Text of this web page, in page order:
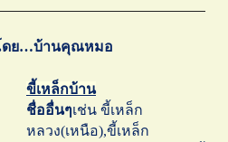
ดย…บ้านคุณหมอ
ขี้เหล็กบ้าน
ชื่ออื่นๆเช่น ขี้เหล็ก
หลวง(เหนือ),ขี้เหล็ก